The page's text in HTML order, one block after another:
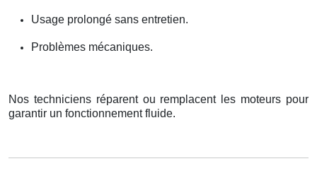
Usage prolongé sans entretien.
Problèmes mécaniques.
Nos techniciens réparent ou remplacent les moteurs pour
garantir un fonctionnement fluide.